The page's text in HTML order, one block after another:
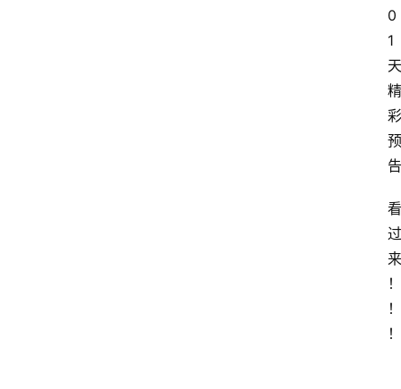
0
1
天
精
彩
预
告
看
过
来
！
！
！